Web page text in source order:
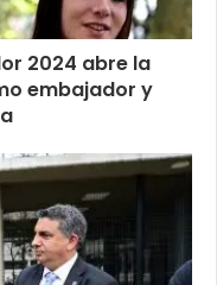
2024 abre la
embajador y